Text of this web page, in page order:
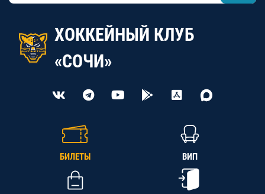
ХОККЕЙНЫЙ КЛУБ
«СОЧИ»
БИЛЕТЫ ВИП